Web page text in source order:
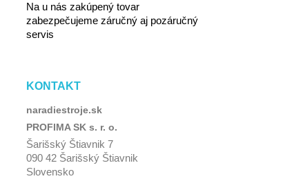
Na u nás zakúpený tovar
zabezpečujeme záručný aj pozáručný
servis
KONTAKT
naradiestroje.sk
PROFIMA SK s. r. o.
Šarišský Štiavnik 7
090 42 Šarišský Štiavnik
Slovensko